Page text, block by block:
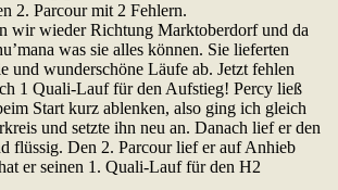
2. Parcour mit 2 Fehlern.
wir wieder Richtung Marktoberdorf und da
was sie alles können. Sie lieferten
und wunderschöne Läufe ab. Jetzt fehlen
1 Quali-Lauf für den Aufstieg! Percy ließ
Start kurz ablenken, also ging ich gleich
und setzte ihn neu an. Danach lief er den
flüssig. Den 2. Parcour lief er auf Anhieb
er seinen 1. Quali-Lauf für den H2